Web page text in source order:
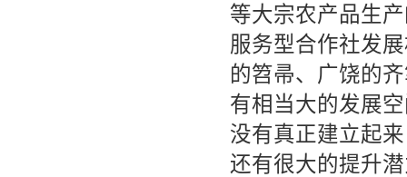
等大宗农产品生
服务型合作社发
的笤帚、广饶的
有相当大的发展
没有真正建立起
还有很大的提升